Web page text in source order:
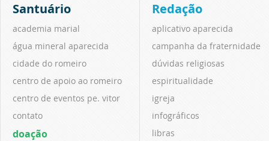
Santuário
academia marial
água mineral aparecida
cidade do romeiro
centro de apoio ao romeiro
centro de eventos pe. vitor
contato
doação
Redação
aplicativo aparecida
campanha da fraternidade
dúvidas religiosas
espiritualidade
igreja
infográficos
libras